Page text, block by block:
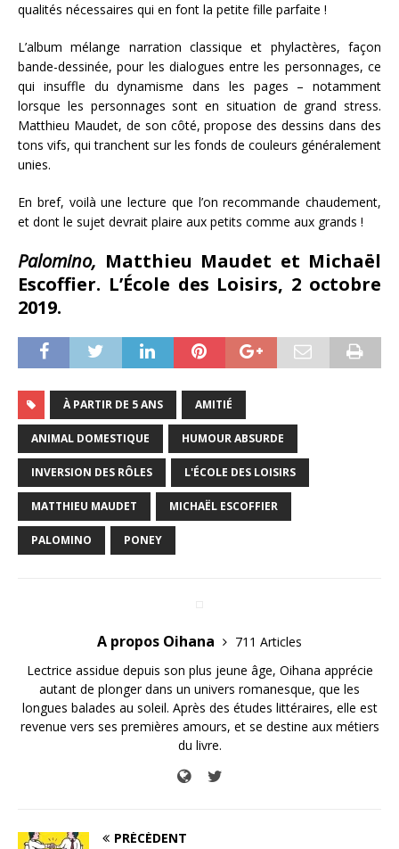
qualités nécessaires qui en font la petite fille parfaite !
L’album mélange narration classique et phylactères, façon
bande-dessinée, pour les dialogues entre les personnages, ce
qui insuffle du dynamisme dans les pages – notamment
lorsque les personnages sont en situation de grand stress.
Matthieu Maudet, de son côté, propose des dessins dans des
tons vifs, qui tranchent sur les fonds de couleurs généralement
unies.
En bref, voilà une lecture que l’on recommande chaudement,
et dont le sujet devrait plaire aux petits comme aux grands !
Palomino, Matthieu Maudet et Michaël
Escoffier. L’École des Loisirs, 2 octobre
2019.
À PARTIR DE 5 ANS AMITIÉ
ANIMAL DOMESTIQUE HUMOUR ABSURDE
INVERSION DES RÔLES L'ÉCOLE DES LOISIRS
MATTHIEU MAUDET MICHAËL ESCOFFIER
PALOMINO PONEY
A propos Oihana
711 Articles
Lectrice assidue depuis son plus jeune âge, Oihana apprécie
autant de plonger dans un univers romanesque, que les
longues balades au soleil. Après des études littéraires, elle est
revenue vers ses premières amours, et se destine aux métiers
du livre.
PRÉCÉDENT